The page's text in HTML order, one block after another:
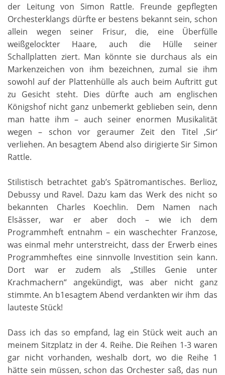
der Leitung von Simon Rattle. Freunde gepflegten
Orchesterklangs dürfte er bestens bekannt sein, schon
allein wegen seiner Frisur, die, eine Überfülle
weißgelockter Haare, auch die Hülle seiner
Schallplatten ziert. Man könnte sie durchaus als ein
Markenzeichen von ihm bezeichnen, zumal sie ihm
sowohl auf der Plattenhülle als auch beim Auftritt gut
zu Gesicht steht. Dies dürfte auch am englischen
Königshof nicht ganz unbemerkt geblieben sein, denn
man hatte ihm – auch seiner enormen Musikalität
wegen – schon vor geraumer Zeit den Titel ‚Sir‘
verliehen. An besagtem Abend also dirigierte Sir Simon
Rattle.
Stilistisch betrachtet gab’s Spätromantisches. Berlioz,
Debussy und Ravel. Dazu kam das Werk des nicht so
bekannten Charles Koechlin. Dem Namen nach
Elsässer, war er aber doch – wie ich dem
Programmheft entnahm – ein waschechter Franzose,
was einmal mehr unterstreicht, dass der Erwerb eines
Programmheftes eine sinnvolle Investition sein kann.
Dort war er zudem als „Stilles Genie unter
Krachmachern“ angekündigt, was aber nicht ganz
stimmte. An b1esagtem Abend verdankten wir ihm das
lauteste Stück!
Dass ich das so empfand, lag ein Stück weit auch an
meinem Sitzplatz in der 4. Reihe. Die Reihen 1-3 waren
gar nicht vorhanden, weshalb dort, wo die Reihe 1
hätte sein müssen, schon das Orchester saß, das nun